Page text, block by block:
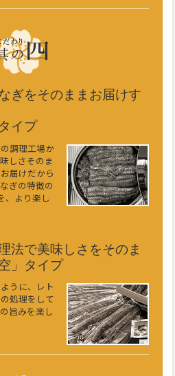
ぎをそのままお届けす
イプ
調理工場か
しさそのま
届けだから
ぎの特徴の
、より楽し
法で美味しさをそのま
」タイプ
うに、レト
処理をして
旨みを楽し